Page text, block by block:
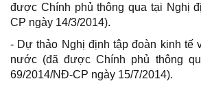
được Chính phủ thông qua tại Nghị
CP ngày 14/3/2014).
- Dự thảo Nghị định tập đoàn kinh tế
nước (đã được Chính phủ thông
69/2014/NĐ-CP ngày 15/7/2014).